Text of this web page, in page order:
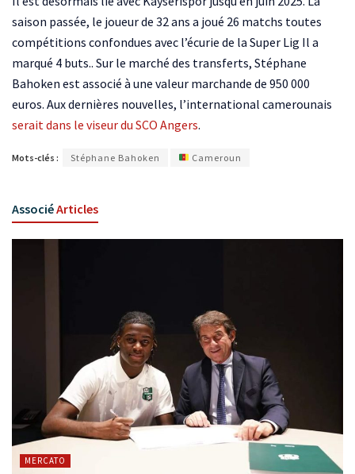
saison passée, le joueur de 32 ans a joué 26 matchs toutes
compétitions confondues avec l’écurie de la Super Lig Il a
marqué 4 buts.. Sur le marché des transferts, Stéphane
Bahoken est associé à une valeur marchande de 950 000
euros. Aux dernières nouvelles, l’international camerounais
serait dans le viseur du SCO Angers.
Mots-clés : Stéphane Bahoken Cameroun
AssociéArticles
MERCATO